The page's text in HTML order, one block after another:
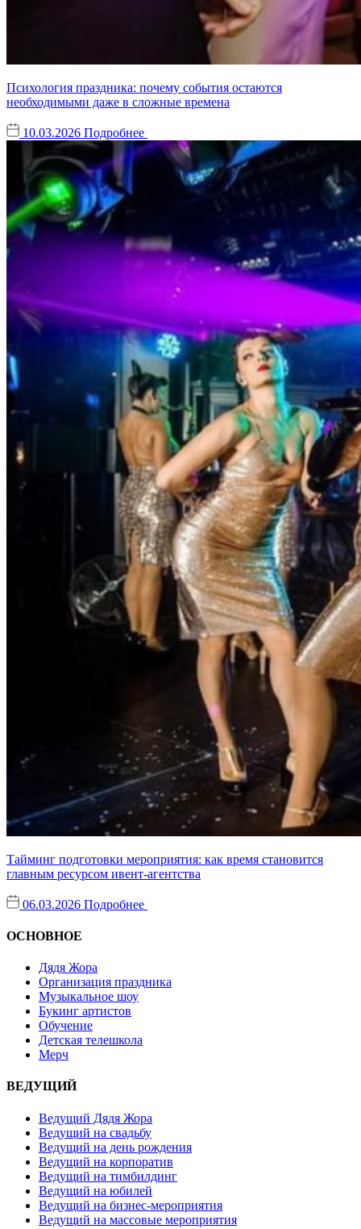
Психология праздника: почему события остаются
необходимыми даже в сложные времена
10.03.2026 Подробнее
Тайминг подготовки мероприятия: как время становится
главным ресурсом ивент-агентства
06.03.2026 Подробнее
ОСНОВНОЕ
Дядя Жора
Организация праздника
Музыкальное шоу
Букинг артистов
Обучение
Детская телешкола
Мерч
ВЕДУЩИЙ
Ведущий Дядя Жора
Ведущий на свадьбу
Ведущий на день рождения
Ведущий на корпоратив
Ведущий на тимбилдинг
Ведущий на юбилей
Ведущий на бизнес-мероприятия
Ведущий на массовые мероприятия